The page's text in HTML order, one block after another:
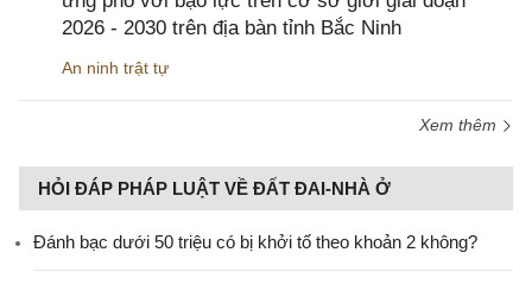
2026 - 2030 trên địa bàn tỉnh Bắc Ninh
An ninh trật tự
Xem thêm
HỎI ĐÁP PHÁP LUẬT VỀ ĐẤT ĐAI-NHÀ Ở
Đánh bạc dưới 50 triệu có bị khởi tố theo khoản 2 không?